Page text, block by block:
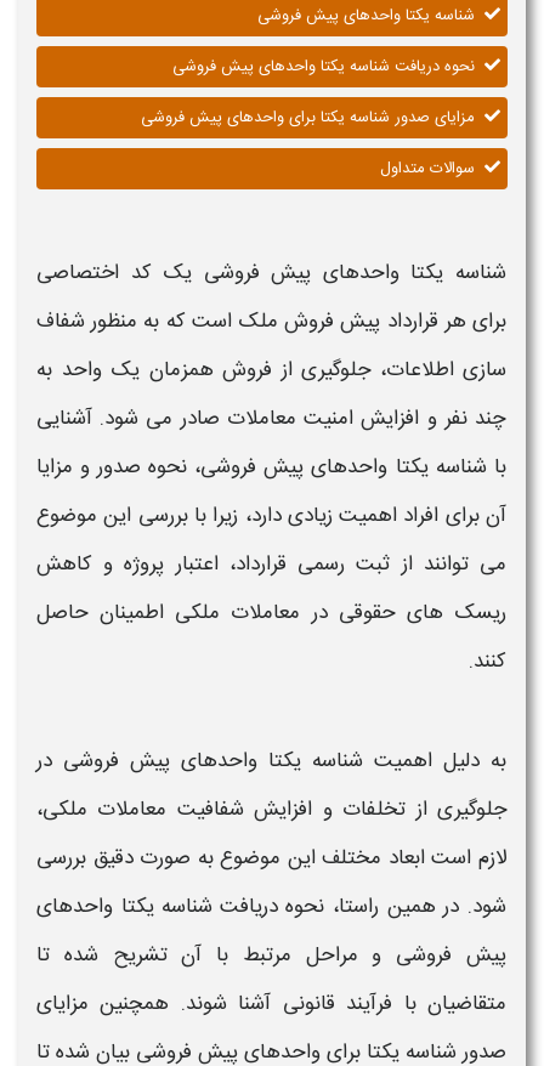
شناسه یکتا واحدهای پیش فروشی
نحوه دریافت شناسه یکتا واحدهای پیش فروشی
مزایای صدور شناسه یکتا برای واحدهای پیش فروشی
سوالات متداول
شناسه یکتا واحدهای پیش فروشی یک کد اختصاصی
برای هر قرارداد پیش فروش ملک است که به منظور شفاف
سازی اطلاعات، جلوگیری از فروش همزمان یک واحد به
چند نفر و افزایش امنیت معاملات صادر می شود. آشنایی
با شناسه یکتا واحدهای پیش فروشی، نحوه صدور و مزایا
آن برای افراد اهمیت زیادی دارد، زیرا با بررسی این موضوع
می توانند از ثبت رسمی قرارداد، اعتبار پروژه و کاهش
ریسک های حقوقی در معاملات ملکی اطمینان حاصل
کنند.
به دلیل اهمیت شناسه یکتا واحدهای پیش فروشی در
جلوگیری از تخلفات و افزایش شفافیت معاملات ملکی،
لازم است ابعاد مختلف این موضوع به صورت دقیق بررسی
شود. در همین راستا، نحوه دریافت شناسه یکتا واحدهای
پیش فروشی و مراحل مرتبط با آن تشریح شده تا
متقاضیان با فرآیند قانونی آشنا شوند. همچنین مزایای
صدور شناسه یکتا برای واحدهای پیش فروشی بیان شده تا